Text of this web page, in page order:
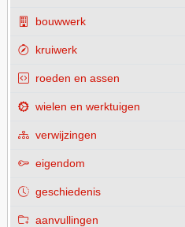
bouwwerk
kruiwerk
roeden en assen
wielen en werktuigen
verwijzingen
eigendom
geschiedenis
aanvullingen